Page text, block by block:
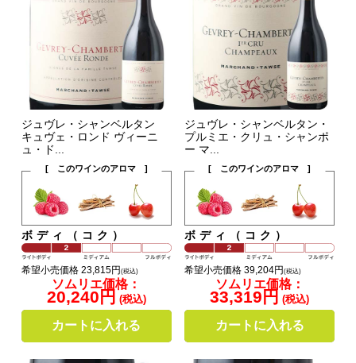
ジュヴレ・シャンベルタン
キュヴェ・ロンド ヴィーニ
ュ・ド...
[ このワインのアロマ ]
ボディ（コク）
希望小売価格 23,815円 (税込)
ソムリエ価格：
20,240円 (税込)
カートに入れる
ジュヴレ・シャンベルタン・
プルミエ・クリュ・シャンポ
ー マ...
[ このワインのアロマ ]
ボディ（コク）
希望小売価格 39,204円(税込)
ソムリエ価格：
33,319円 (税込)
カートに入れる